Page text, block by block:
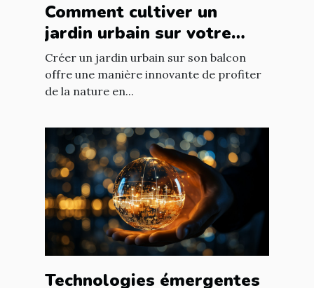
Comment cultiver un
jardin urbain sur votre
balcon
Créer un jardin urbain sur son balcon
offre une manière innovante de profiter
de la nature en...
Technologies émergentes